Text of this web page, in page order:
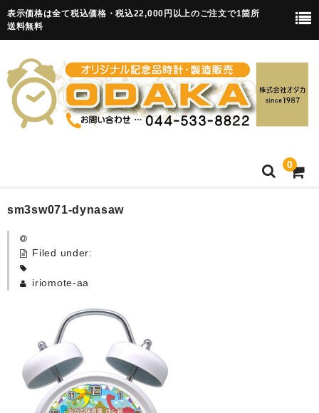
表示価格は全て税込価格・税込22,000円以上のご注文で1箇所
送料無料
0
HOME
卒園記念品
カード付フォトフレームクロック(集合)
目覚まし時計(集合＋個別)
メロディ時計(集合)
sm3sw071-dynasaw
Filed under:
iriomote-aa